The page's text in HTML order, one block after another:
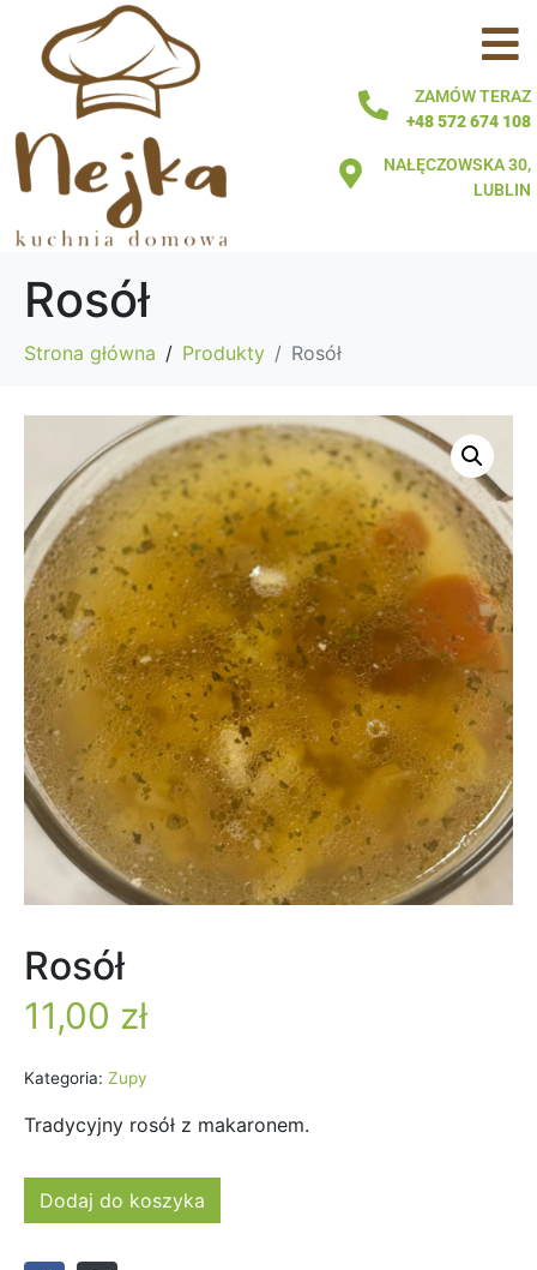
ZAMÓW TERAZ
+48 572 674 108
NAŁĘCZOWSKA 30,
LUBLIN
Rosół
Strona główna Produkty Rosół
Rosół
11,00 zł
Kategoria: Zupy
Tradycyjny rosół z makaronem.
Dodaj do koszyka